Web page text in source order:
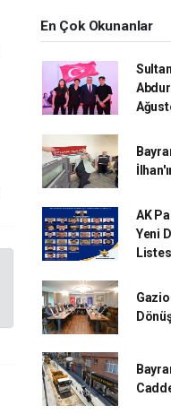
En Çok Okunanlar
AK
Yeni